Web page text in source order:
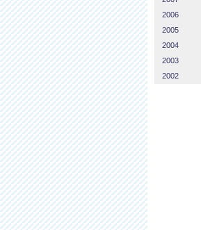
2006
2005
2004
2003
2002